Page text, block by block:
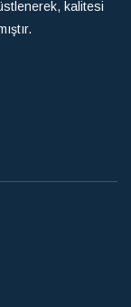
kalitesi